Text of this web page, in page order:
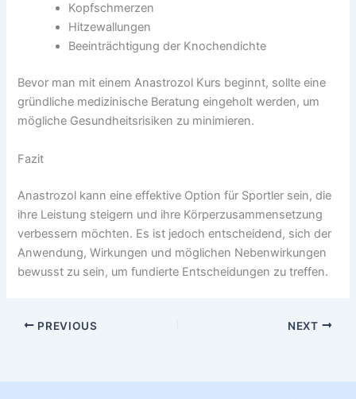
Kopfschmerzen
Hitzewallungen
Beeinträchtigung der Knochendichte
Bevor man mit einem Anastrozol Kurs beginnt, sollte eine
gründliche medizinische Beratung eingeholt werden, um
mögliche Gesundheitsrisiken zu minimieren.
Fazit
Anastrozol kann eine effektive Option für Sportler sein, die
ihre Leistung steigern und ihre Körperzusammensetzung
verbessern möchten. Es ist jedoch entscheidend, sich der
Anwendung, Wirkungen und möglichen Nebenwirkungen
bewusst zu sein, um fundierte Entscheidungen zu treffen.
PREVIOUS NEXT